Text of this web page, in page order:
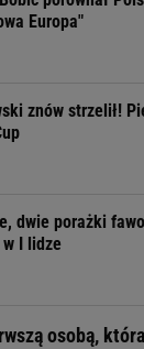
Europa"
znów strzelił!
dwie porażki
w I lidze
osobą,